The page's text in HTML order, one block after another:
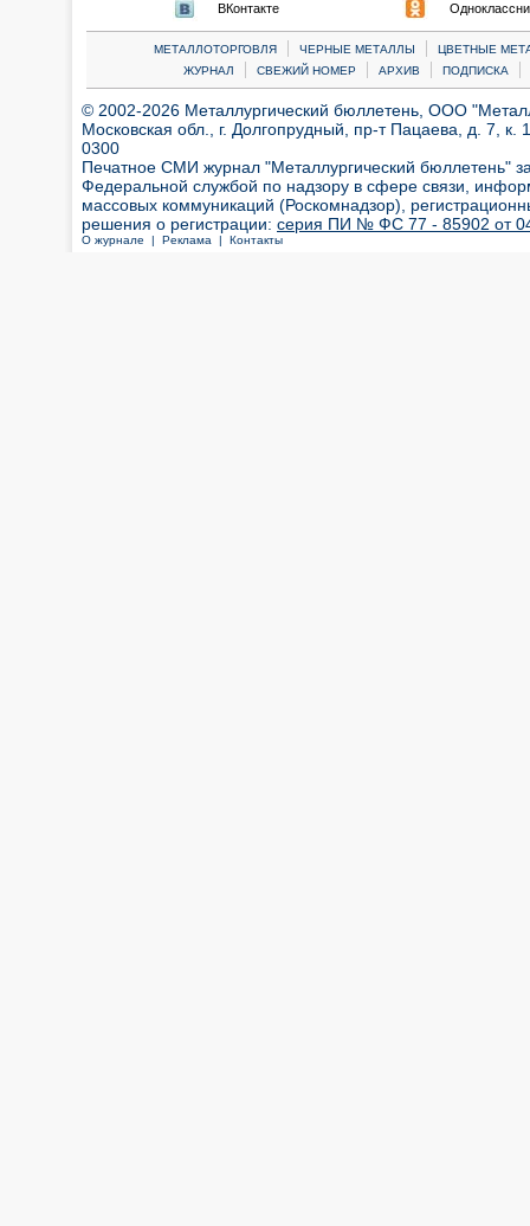
ВКонтакте
МЕТАЛЛОТОРГОВЛЯ | ЧЕРНЫЕ МЕТАЛЛЫ |
ЦВЕТНЫЕ
ЖУРНАЛ
| СВЕЖИЙ НОМЕР | АРХИВ | ПОДПИСКА |
© 2002-2026 Металлургический бюллетень, ООО
Московская обл., г. Долгопрудный, пр-т Пацаева, д. 7,
0300
Печатное СМИ журнал "Металлургический бюллетень"
Федеральной службой по надзору в сфере связи,
массовых коммуникаций (Роскомнадзор),
решения о регистрации: серия ПИ № ФС 77 - 85902 от 04
О журнале | Реклама | Контакты